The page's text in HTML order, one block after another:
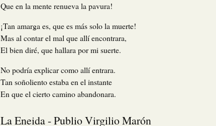
Que en la mente renueva la pavura!
¡Tan amarga es, que es más solo la muerte!
Mas al contar el mal que allí encontrara,
El bien diré, que hallara por mi suerte.
No podría explicar como allí entrara.
Tan soñoliento estaba en el instante
En que el cierto camino abandonara.
La Eneida - Publio Virgilio Marón